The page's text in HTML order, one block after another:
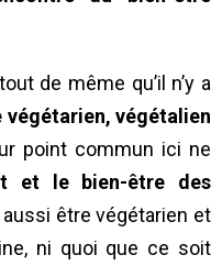
de même qu’il n’y a
végétarien, végétalien
point commun ici ne
et le bien-être des
aussi être végétarien et
ni quoi que ce soit